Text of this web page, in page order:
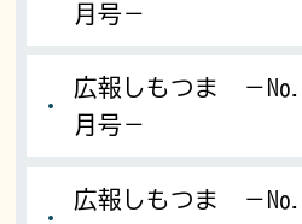
月号－
広報しもつま －
月号－
広報しもつま －